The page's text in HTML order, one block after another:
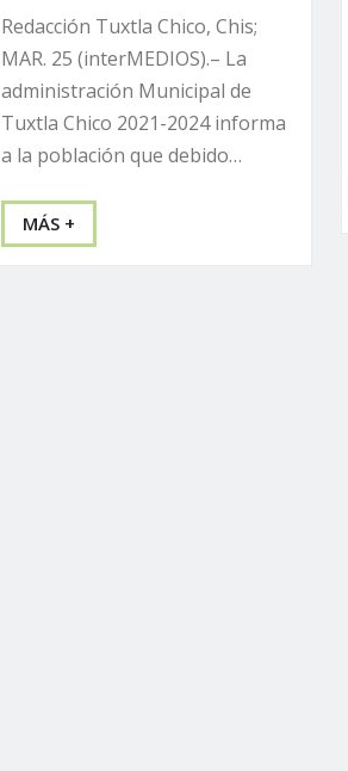
Redacción Tuxtla Chico, Chis;
MAR. 25 (interMEDIOS).– La
administración Municipal de
Tuxtla Chico 2021-2024 informa
a la población que debido…
MÁS +